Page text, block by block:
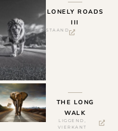
LONELY ROADS
III
STAAND
THE LONG
WALK
LIGGEND ,
VIERKANT